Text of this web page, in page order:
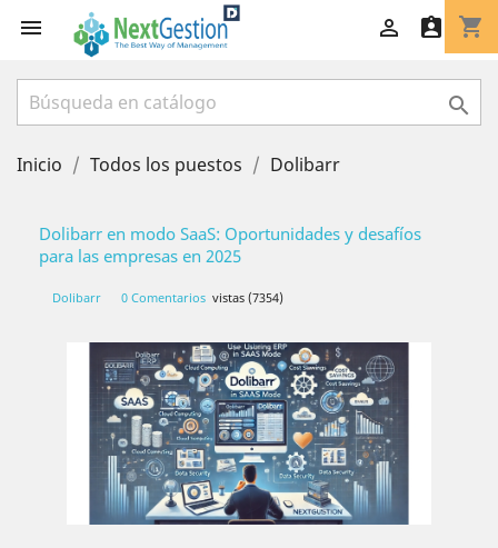
 shopping_cart
 

Inicio Todos los puestos Dolibarr
Dolibarr en modo SaaS: Oportunidades y desafíos
para las empresas en 2025
Dolibarr 0 Comentarios vistas (7354)